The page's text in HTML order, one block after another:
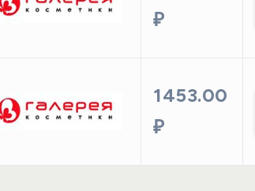
₽
1453.00
₽